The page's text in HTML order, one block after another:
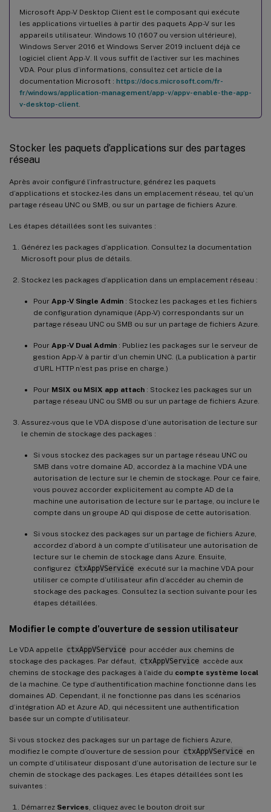
Microsoft App-V Desktop Client est le composant qui exécute
les applications virtuelles à partir des paquets App-V sur les
appareils utilisateur. Windows 10 (1607 ou version ultérieure),
Windows Server 2016 et Windows Server 2019 incluent déjà ce
logiciel client App-V. Il vous suffit de l’activer sur les machines
VDA. Pour plus d’informations, consultez cet article de la
documentation Microsoft : https://docs.microsoft.com/fr-
fr/windows/application-management/app-v/appv-enable-the-app-
v-desktop-client
Stocker les paquets d’applications sur des partages
réseau
Après avoir configuré l’infrastructure, générez les paquets
d’applications et stockez-les dans un emplacement réseau, tel qu’un
partage réseau UNC ou SMB, ou sur un partage de fichiers Azure.
Les étapes détaillées sont les suivantes :
Générez les packages d’application. Consultez la documentation
Microsoft pour plus de détails.
Stockez les packages d’application dans un emplacement réseau :
Pour App-V Single Admin : Stockez les packages et les fichiers
de configuration dynamique (App-V) correspondants sur un
partage réseau UNC ou SMB ou sur un partage de fichiers Azure.
Pour App-V Dual Admin : Publiez les packages sur le serveur de
gestion App-V à partir d’un chemin UNC. (La publication à partir
d’URL HTTP n’est pas prise en charge.)
Pour MSIX ou MSIX app attach : Stockez les packages sur un
partage réseau UNC ou SMB ou sur un partage de fichiers Azure.
Assurez-vous que le VDA dispose d’une autorisation de lecture sur
le chemin de stockage des packages :
Si vous stockez des packages sur un partage réseau UNC ou
SMB dans votre domaine AD, accordez à la machine VDA une
autorisation de lecture sur le chemin de stockage. Pour ce faire,
vous pouvez accorder explicitement au compte AD de la
machine une autorisation de lecture sur le partage, ou inclure le
compte dans un groupe AD qui dispose de cette autorisation.
Si vous stockez des packages sur un partage de fichiers Azure,
accordez d’abord à un compte d’utilisateur une autorisation de
lecture sur le chemin de stockage dans Azure. Ensuite,
configurez ctxAppVService exécuté sur la machine VDA pour
utiliser ce compte d’utilisateur afin d’accéder au chemin de
stockage des packages. Consultez la section suivante pour les
étapes détaillées.
Modifier le compte d’ouverture de session utilisateur
Le VDA appelle ctxAppVService pour accéder aux chemins de
stockage des packages. Par défaut,
ctxAppVService accède aux
chemins de stockage des packages à l’aide du compte système local
de la machine. Ce type d’authentification machine fonctionne dans les
domaines AD. Cependant, il ne fonctionne pas dans les scénarios
d’intégration AD et Azure AD, qui nécessitent une authentification
basée sur un compte d’utilisateur.
Si vous stockez des packages sur un partage de fichiers Azure,
modifiez le compte d’ouverture de session pour ctxAppVService en
un compte d’utilisateur disposant d’une autorisation de lecture sur le
chemin de stockage des packages. Les étapes détaillées sont les
suivantes :
Démarrez Services , cliquez avec le bouton droit sur